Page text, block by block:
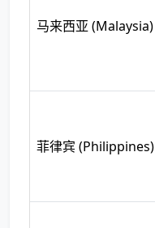
马来西亚 (Malaysia)
菲律宾 (Philippines)